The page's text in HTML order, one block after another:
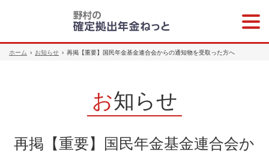
メニ
ホーム › お知らせ › 再掲【重要】国民年金基金連合会からの通知物を受取った方へ
お知らせ
再掲【重要】国民年金基金連合会か